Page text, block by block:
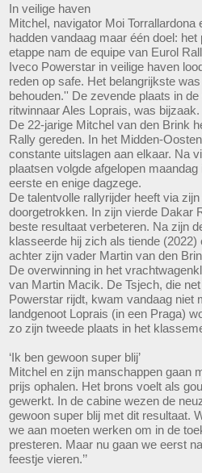
In veilige haven
Mitchel, navigator Moi
hadden vandaag maar één doel:
etappe nam de equipe van Eurol
Iveco Powerstar in veilige haven
reden op safe. Het belangrijkste
behouden.'' De zevende plaats in
ritwinnaar Ales Loprais, was bijzaak.
De 22-jarige Mitchel van den Brink
Rally gereden. In het Midden-
constante uitslagen aan elkaar. Na
plaatsen volgde afgelopen
eerste en enige dagzege.
De talentvolle rallyrijder heeft via
doorgetrokken. In zijn vierde Dakar
beste resultaat verbeteren. Na zijn
klasseerde hij zich als tiende (2022)
achter zijn vader Martin van den
De overwinning in het
van Martin Macik. De Tsjech, die
Powerstar rijdt, kwam vandaag niet
landgenoot Loprais (in een Praga)
zo zijn tweede plaats in het
‘Ik ben gewoon super blij’
Mitchel en zijn manschappen gaan
prijs ophalen. Het brons voelt als
gewerkt. In de cabine wezen de
gewoon super blij met dit resultaat.
we aan moeten werken om in de
presteren. Maar nu gaan we eerst
feestje vieren.’’